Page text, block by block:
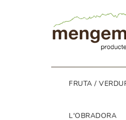
FRUTA /
L'OBRADORA